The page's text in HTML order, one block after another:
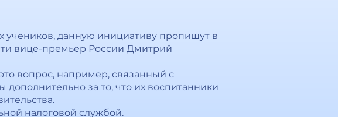
учеников, данную инициативу пропишут в
вице-премьер России Дмитрий
вопрос, например, связанный с
дополнительно за то, что их воспитанники
налоговой службой.